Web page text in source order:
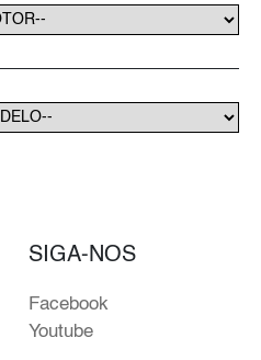
SIGA-NOS
Facebook
Youtube